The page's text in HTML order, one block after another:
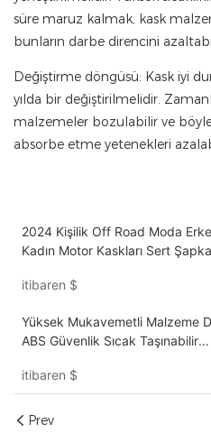
süre maruz kalmak, kask
bunların darbe direncini
Değiştirme döngüsü: Kask iyi
yılda bir değiştirilmelidir.
malzemeler bozulabilir ve
absorbe etme yetenekleri
2024 Kişilik Off Road Moda
Kadın Motor Kaskları Sert Şapka
Motosiklet DOT Koruyun
itibaren $
Yüksek Mukavemetli Malzeme
ABS Güvenlik Sıcak Taşınabilir
Elektrikli Bisiklet Koruyucu
Ve Kadınlar Için
itibaren $
Prev